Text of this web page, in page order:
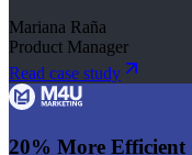
Mariana Raña
Product Manager
Read case study
20% More